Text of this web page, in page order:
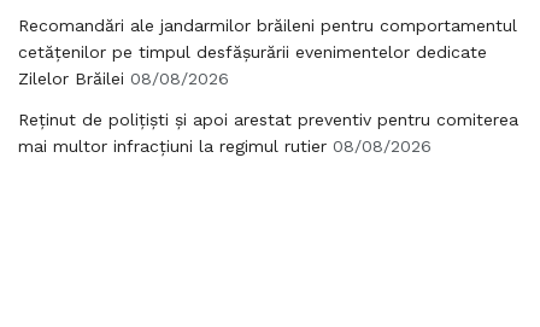
Recomandări ale jandarmilor brăileni pentru comportamentul
cetățenilor pe timpul desfășurării evenimentelor dedicate
Zilelor Brăilei 08/08/2026
Reținut de polițiști și apoi arestat preventiv pentru comiterea
mai multor infracțiuni la regimul rutier 08/08/2026